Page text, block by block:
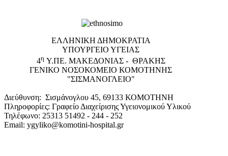
EΛΛΗΝΙΚΗ ΔΗΜΟΚΡΑΤΙΑ
ΥΠΟΥΡΓΕΙΟ ΥΓΕΙΑΣ
4η Υ.ΠΕ. ΜΑΚΕΔΟΝΙΑΣ - ΘΡΑΚΗΣ
ΓΕΝΙΚΟ NΟΣΟΚΟΜΕΙΟ ΚΟΜΟΤΗΝΗΣ
"ΣΙΣΜΑΝΟΓΛΕΙΟ"
Διεύθυνση: Σισμάνογλου 45, 69133 ΚΟΜΟΤΗΝΗ
Πληροφορίες: Γραφείο Διαχείρισης Υγειονομικού Υλικού
Τηλέφωνο: 25313 51492 - 244 - 252
Email: ygyliko@komotini-hospital.gr